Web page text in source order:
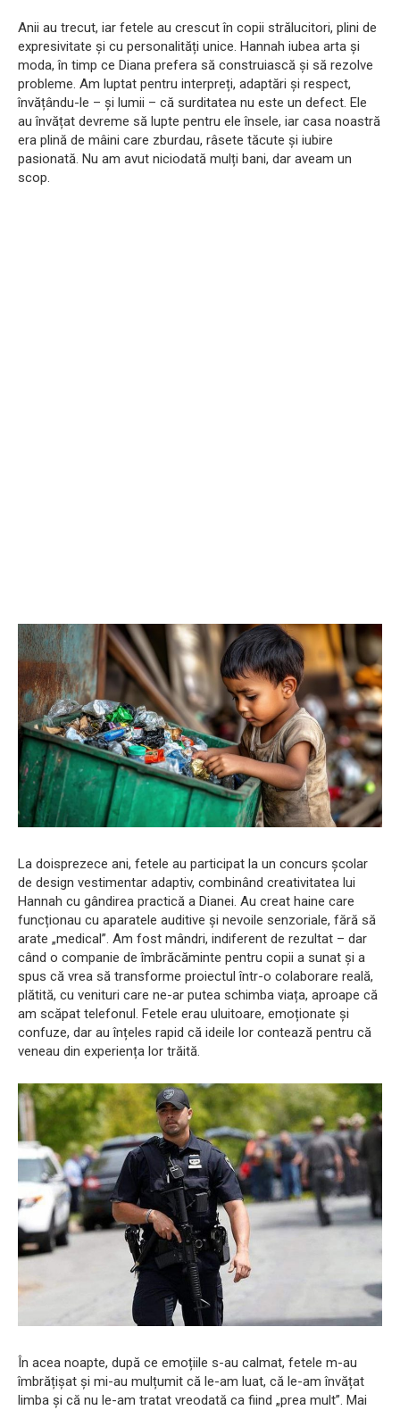
Anii au trecut, iar fetele au crescut în copii strălucitori, plini de
expresivitate și cu personalități unice. Hannah iubea arta și
moda, în timp ce Diana prefera să construiască și să rezolve
probleme. Am luptat pentru interpreți, adaptări și respect,
învățându-le – și lumii – că surditatea nu este un defect. Ele
au învățat devreme să lupte pentru ele însele, iar casa noastră
era plină de mâini care zburdau, râsete tăcute și iubire
pasionată. Nu am avut niciodată mulți bani, dar aveam un
scop.
La doisprezece ani, fetele au participat la un concurs școlar
de design vestimentar adaptiv, combinând creativitatea lui
Hannah cu gândirea practică a Dianei. Au creat haine care
funcționau cu aparatele auditive și nevoile senzoriale, fără să
arate „medical”. Am fost mândri, indiferent de rezultat – dar
când o companie de îmbrăcăminte pentru copii a sunat și a
spus că vrea să transforme proiectul într-o colaborare reală,
plătită, cu venituri care ne-ar putea schimba viața, aproape că
am scăpat telefonul. Fetele erau uluitoare, emoționate și
confuze, dar au înțeles rapid că ideile lor contează pentru că
veneau din experiența lor trăită.
În acea noapte, după ce emoțiile s-au calmat, fetele m-au
îmbrățișat și mi-au mulțumit că le-am luat, că le-am învățat
limba și că nu le-am tratat vreodată ca fiind „prea mult”. Mai